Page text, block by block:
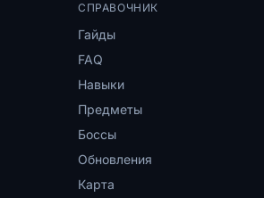
СПРАВОЧНИК
Гайды
FAQ
Навыки
Предметы
Боссы
Обновления
Карта